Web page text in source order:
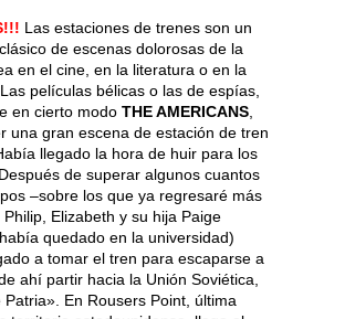
Las estaciones de trenes son un
de escenas dolorosas de la
en el cine, en la literatura o en la
películas bélicas o las de espías,
en cierto modo THE AMERICANS
una gran escena de estación de tren
llegado la hora de huir para los
de superar algunos cuantos
–sobre los que ya regresaré más
Elizabeth y su hija Paige
quedado en la universidad)
a tomar el tren para escaparse a
ahí partir hacia la Unión Soviética,
Patria». En Rousers Point, última